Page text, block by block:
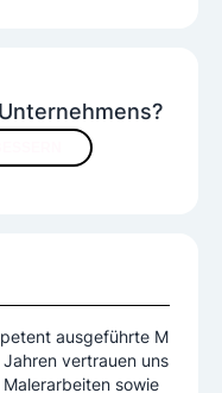
ausgeführte M
vertrauen uns
sowie